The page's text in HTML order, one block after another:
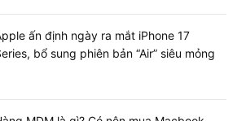
mua MacBook Pro 14 inch
Center?
RAM và 1TB SSD là cấu hình lý tưởng
nhà thiết kế đồ họa 3D và người
gian lưu trữ lớn và khả năng đa
ấn định ngày ra mắt iPhone 17
bổ sung phiên bản “Air” siêu mỏng